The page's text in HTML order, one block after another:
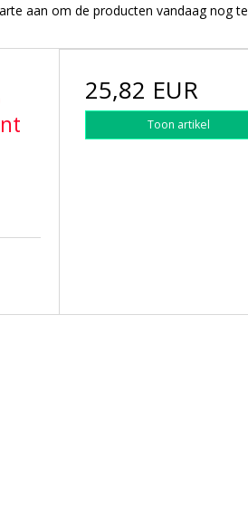
aan om de producten vandaag nog te
25,82 EUR
Toon artikel